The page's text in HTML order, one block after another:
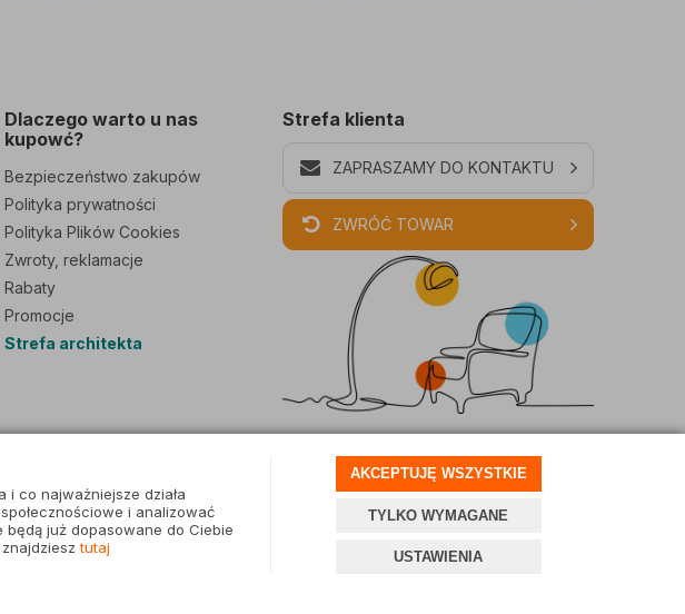
i co najważniejsze działa
i analizować
już dopasowane do Ciebie
tutaj
AKCEPTUJĘ WSZYSTKIE
TYLKO WYMAGANE
USTAWIENIA
Dlaczego warto u nas
kupowć?
Bezpieczeństwo zakupów
Polityka prywatności
Polityka Plików Cookies
Zwroty, reklamacje
Rabaty
Promocje
Strefa architekta
Strefa klienta
ZAPRASZAMY DO KONTAKTU
ZWRÓĆ TOWAR